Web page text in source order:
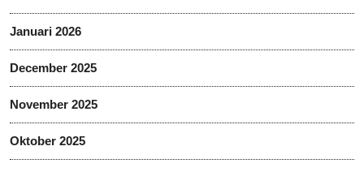
Januari 2026
December 2025
November 2025
Oktober 2025